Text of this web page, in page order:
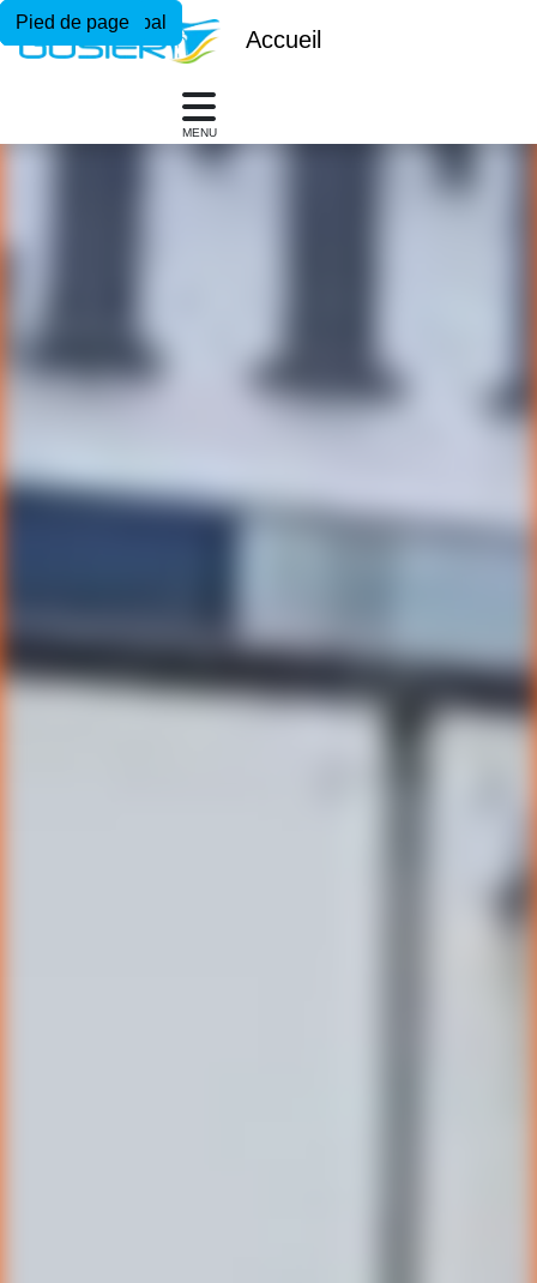
Menu principal
Contenu principal
Pied de page
Accueil
MENU